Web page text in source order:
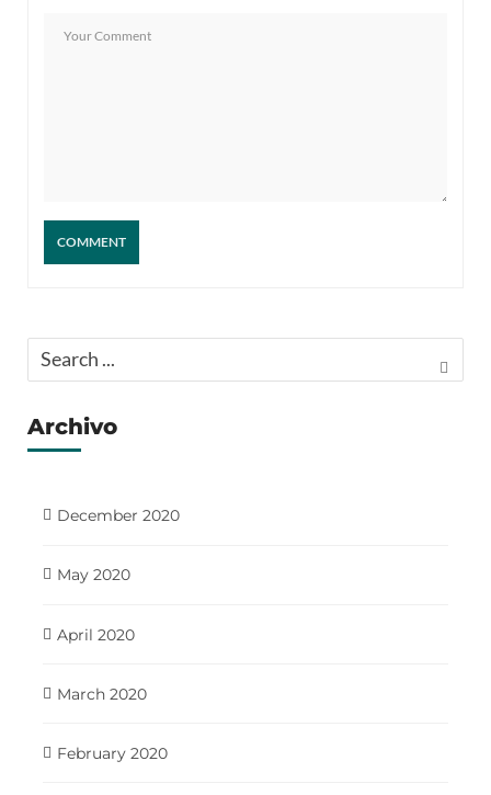
Archivo
December 2020
May 2020
April 2020
March 2020
February 2020